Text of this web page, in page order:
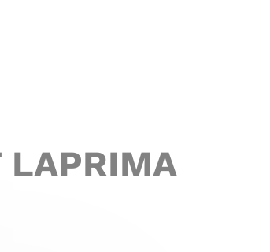
LAPRIMA